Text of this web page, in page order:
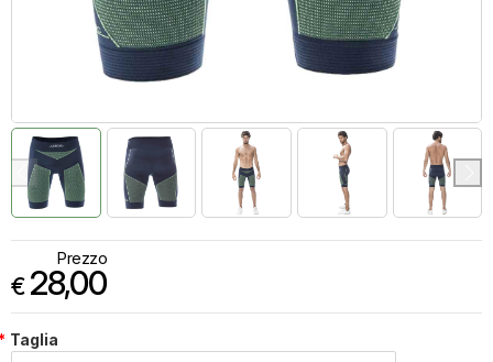
Prezzo
€ 28,00
Taglia